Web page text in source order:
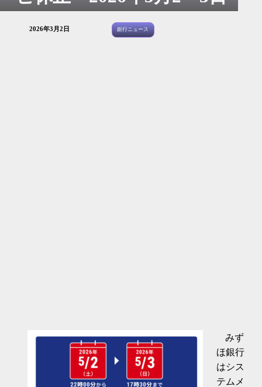
2026年3月2日 銀行ニュース
みず
ほ銀行
はシス
テムメ